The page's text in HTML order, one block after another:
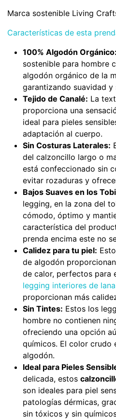
Marca sostenible Living
Características de esta
100% Algodón Orgánico:
sostenible para hombre
algodón orgánico de la
garantizando suavidad y
Tejido de Canalé: La
proporciona una
ideal para pieles
adaptación al cuerpo.
Sin Costuras Laterales:
del calzoncillo largo o
está confeccionado sin
evitar rozaduras y
Bajos Suaves en los
legging, en la zona del
cómodo, óptimo y
característica del
prenda encima este no
Calidez para tu piel:
de algodón
de calor, perfectos para
legging interiores de
proporcionan más
Sin Tintes: Estos los
hombre no contienen
ofreciendo una opción
químicos. El color crudo
algodón.
Ideal para Pieles
delicada, estos
son ideales para piel
patologías dérmicas,
sin tóxicos y sin